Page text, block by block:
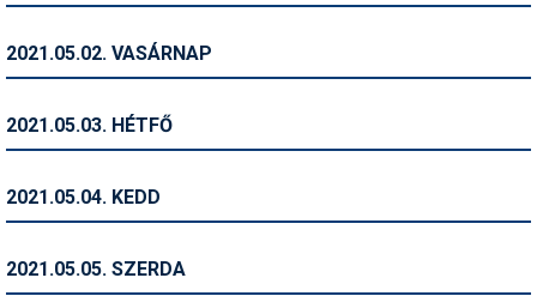
Ingatlan
Kerékpár
2021.05.02. VASÁRNAP
2021.05.03. HÉTFŐ
2021.05.04. KEDD
2021.05.05. SZERDA